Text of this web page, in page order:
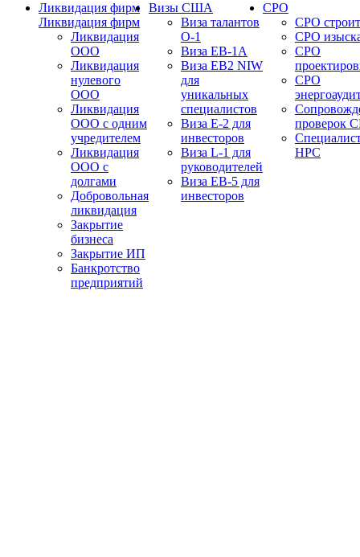
Ликвидация фирм
Ликвидация фирм
Ликвидация
ООО
Ликвидация
нулевого
ООО
Ликвидация
ООО с одним
учредителем
Ликвидация
ООО с
долгами
Добровольная
ликвидация
Закрытие
бизнеса
Закрытие ИП
Банкротство
предприятий
Визы США
Виза талантов
О-1
Виза EB-1A
Виза EB2 NIW
для
уникальных
специалистов
Виза E-2 для
инвесторов
Виза L-1 для
руководителей
Виза EB-5 для
инвесторов
СРО
СРО
СРО
СРО
СРО
проверок
НРС